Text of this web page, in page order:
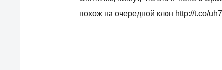
похож на очередной клон http://t.co/